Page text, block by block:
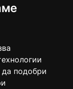
да подобри